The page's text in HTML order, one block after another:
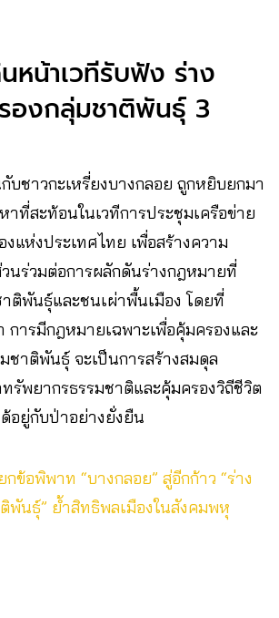
หน้าเวทีรับฟัง ร่าง
องกลุ่มชาติพันธุ์ 3
บชาวกะเหรี่ยงบางกลอย ถูกหยิบยกมา
ที่สะท้อนในเวทีการประชุมเครือข่าย
แห่งประเทศไทย เพื่อสร้างความ
วนร่วมต่อการผลักดันร่างกฎหมายที่
าติพันธุ์และชนเผ่าพื้นเมือง โดยที่
การมีกฎหมายเฉพาะเพื่อคุ้มครองและ
ชาติพันธุ์ จะเป็นการสร้างสมดุล
รัพยากรธรรมชาติและคุ้มครองวิถีชีวิต
อยู่กับป่าอย่างยั่งยืน
กข้อพิพาท “บางกลอย” สู่อีกก้าว “ร่าง
พันธุ์” ย้ำสิทธิพลเมืองในสังคมพหุ